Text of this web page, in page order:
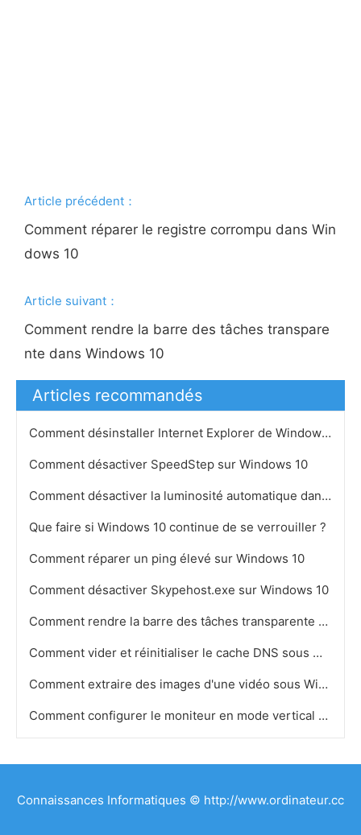
Article précédent：
Comment réparer le registre corrompu dans Win
dows 10
Article suivant：
Comment rendre la barre des tâches transpare
nte dans Windows 10
Articles recommandés
Comment désinstaller Internet Explorer de Windows 10
Comment désactiver SpeedStep sur Windows 10
Comment désactiver la luminosité automatique dans Windows 10
Que faire si Windows 10 continue de se verrouiller ?
Comment réparer un ping élevé sur Windows 10
Comment désactiver Skypehost.exe sur Windows 10
Comment rendre la barre des tâches transparente dans Windows 10
Comment vider et réinitialiser le cache DNS sous Windows 10
Comment extraire des images d'une vidéo sous Windows 10
Comment configurer le moniteur en mode vertical et horizontal Windows 10
Connaissances Informatiques © http://www.ordinateur.cc